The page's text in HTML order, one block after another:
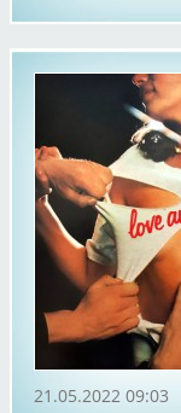
21.05.2022 09:03